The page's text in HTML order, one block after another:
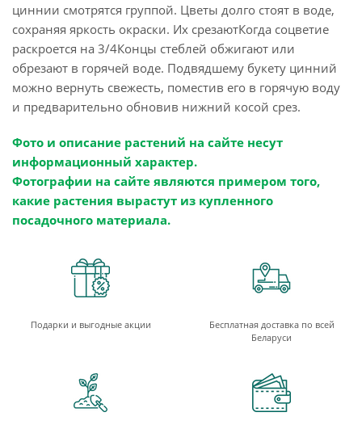
циннии смотрятся группой. Цветы долго стоят в воде,
сохраняя яркость окраски. Их срезаютКогда соцветие
раскроется на 3/4Концы стеблей обжигают или
обрезают в горячей воде. Подвядшему букету цинний
можно вернуть свежесть, поместив его в горячую воду
и предварительно обновив нижний косой срез.
Фото и описание растений на сайте несут
информационный характер.
Фотографии на сайте являются примером того,
какие растения вырастут из купленного
посадочного материала.
Подарки и выгодные акции
Бесплатная доставка по всей
Беларуси